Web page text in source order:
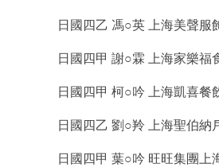
日國四乙 馮○英 上海美聲服
日國四甲 謝○霖 上海家樂福
日國四甲 柯○吟 上海凱喜餐
日國四乙 劉○羚 上海聖伯納
日國四甲 葉○吟 旺旺集團上